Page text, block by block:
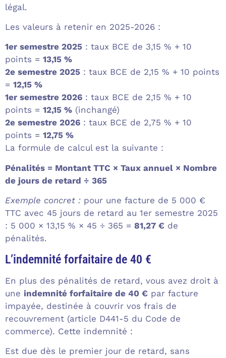
légal.
Les valeurs à retenir en 2025-2026 :
1er semestre 2025 : taux BCE de 3,15 % + 10
points = 13,15 %
2e semestre 2025 : taux BCE de 2,15 % + 10 points
= 12,15 %
1er semestre 2026 : taux BCE de 2,15 % + 10
points = 12,15 % (inchangé)
2e semestre 2026 : taux BCE de 2,75 % + 10
points = 12,75 %
La formule de calcul est la suivante :
Pénalités = Montant TTC × Taux annuel × Nombre
de jours de retard ÷ 365
Exemple concret : pour une facture de 5 000 €
TTC avec 45 jours de retard au 1er semestre 2025
: 5 000 × 13,15 % × 45 ÷ 365 = 81,27 € de
pénalités.
L’indemnité forfaitaire de 40 €
En plus des pénalités de retard, vous avez droit à
une indemnité forfaitaire de 40 € par facture
impayée, destinée à couvrir vos frais de
recouvrement (article D441-5 du Code de
commerce). Cette indemnité :
Est due dès le premier jour de retard, sans